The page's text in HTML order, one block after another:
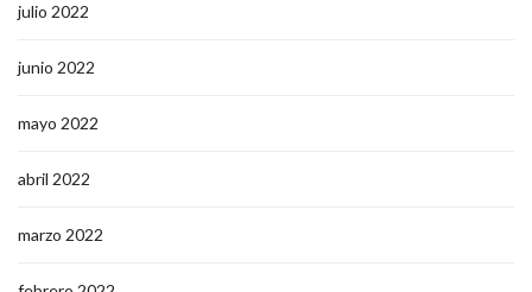
julio 2022
junio 2022
mayo 2022
abril 2022
marzo 2022